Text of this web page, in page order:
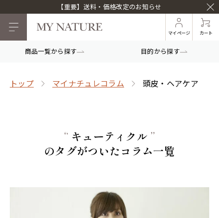
【重要】送料・価格改定のお知らせ
マイページ カート
商品一覧から探す 目的から探す
トップ マイナチュレコラム 頭皮・ヘアケア
“ キューティクル ”
のタグがついたコラム一覧